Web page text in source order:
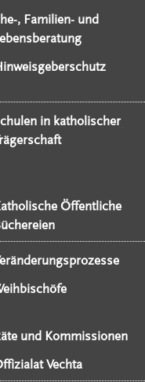
, Familien- und
in katholischer
Öffentliche
und Kommissionen
Vechta